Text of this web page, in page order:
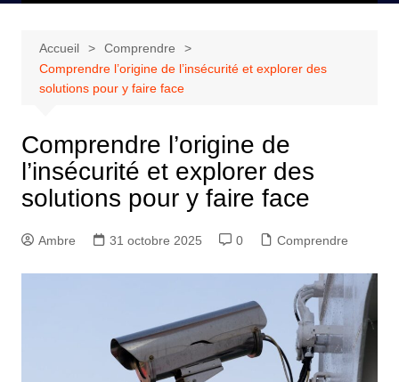
Accueil
Comprendre
Comprendre l’origine de l’insécurité et explorer des
solutions pour y faire face
Comprendre l’origine de
l’insécurité et explorer des
solutions pour y faire face
Ambre 31 octobre 2025 0 Comprendre